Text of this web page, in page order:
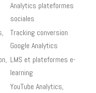
Analytics plateformes
sociales
Tracking conversion
Google Analytics
LMS et plateformes e-
learning
YouTube Analytics,